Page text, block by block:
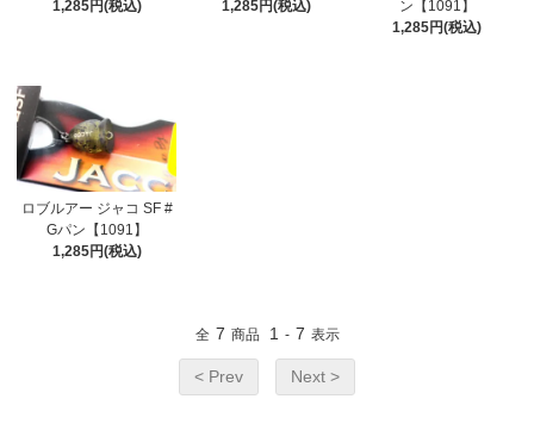
1,285円(税込)
1,285円(税込)
ン【1091】
1,285円(税込)
ロブルアー ジャコ SF #
Gパン【1091】
1,285円(税込)
全 7 商品 1 - 7 表示
< Prev Next >